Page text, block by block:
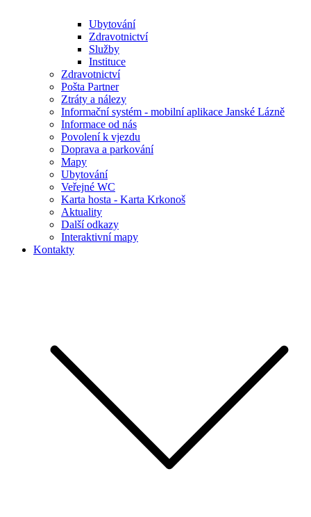
Ubytování
Zdravotnictví
Služby
Instituce
Zdravotnictví
Pošta Partner
Ztráty a nálezy
Informační systém - mobilní aplikace Janské Lázně
Informace od nás
Povolení k vjezdu
Doprava a parkování
Mapy
Ubytování
Veřejné WC
Karta hosta - Karta Krkonoš
Aktuality
Další odkazy
Interaktivní mapy
Kontakty